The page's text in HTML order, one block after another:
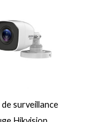
surveillance